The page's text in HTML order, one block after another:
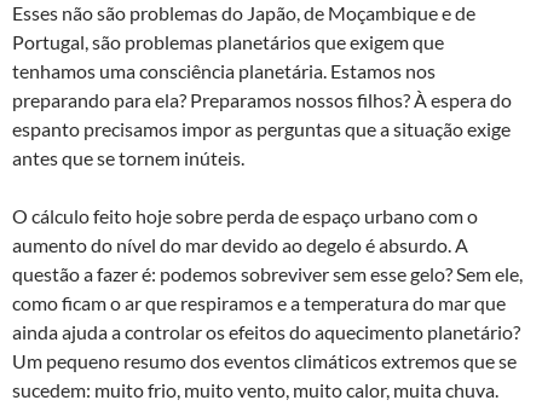
Esses não são problemas do Japão, de Moçambique e de
Portugal, são problemas planetários que exigem que
tenhamos uma consciência planetária. Estamos nos
preparando para ela? Preparamos nossos filhos? À espera do
espanto precisamos impor as perguntas que a situação exige
antes que se tornem inúteis.
O cálculo feito hoje sobre perda de espaço urbano com o
aumento do nível do mar devido ao degelo é absurdo. A
questão a fazer é: podemos sobreviver sem esse gelo? Sem ele,
como ficam o ar que respiramos e a temperatura do mar que
ainda ajuda a controlar os efeitos do aquecimento planetário?
Um pequeno resumo dos eventos climáticos extremos que se
sucedem: muito frio, muito vento, muito calor, muita chuva.